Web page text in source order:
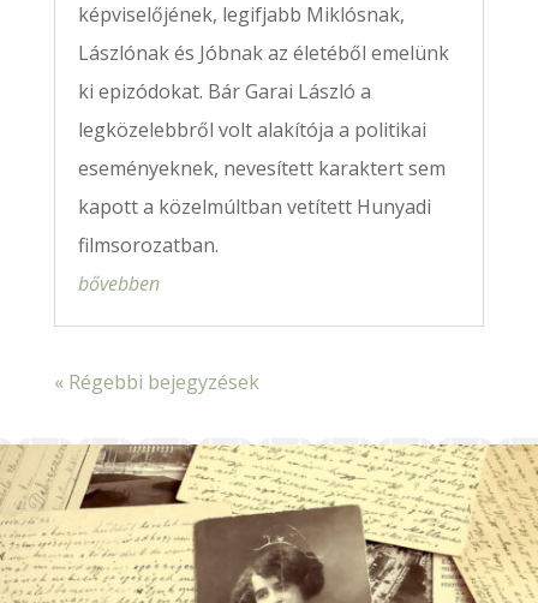
képviselőjének, legifjabb Miklósnak,
Lászlónak és Jóbnak az életéből emelünk
ki epizódokat. Bár Garai László a
legközelebbről volt alakítója a politikai
eseményeknek, nevesített karaktert sem
kapott a közelmúltban vetített Hunyadi
filmsorozatban.
bővebben
« Régebbi bejegyzések